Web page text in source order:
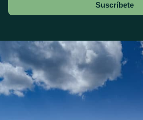
Suscríbete